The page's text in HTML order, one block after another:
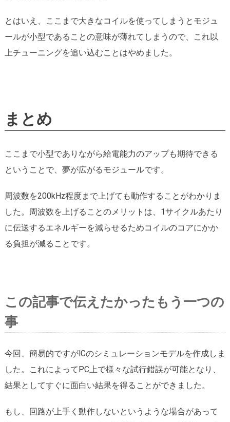
とはいえ、ここまで大きなコイルを使ってしまうとモジュ
ールが小型であることの意味が薄れてしまうので、これ以
上チューニングを追い込むことはやめました。
まとめ
ここまで小型でありながら給電能力のアップも期待できる
ということで、夢が広がるモジュールです。
周波数を200kHz程度まで上げても動作することがわかりま
した。周波数を上げることのメリットは、1サイクルあたり
に伝送するエネルギーを減らせるためコイルのコアにかか
る負担が減ることです。
この記事で伝えたかったもう一つの
事
今回、簡易的ですがICのシミュレーションモデルを作成しま
した。これによってPC上で様々な試行錯誤が可能となり、
結果としてすぐに面白い結果を得ることができました。
もし、回路が上手く動作しないというような場合があって